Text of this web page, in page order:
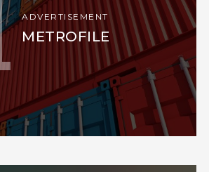
ADVERTISEMENT
METROFILE